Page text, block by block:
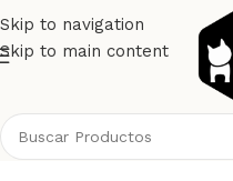
Skip to navigation
Skip to main content